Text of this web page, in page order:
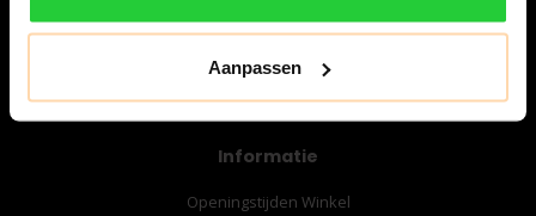
Aanpassen
Informatie
Openingstijden Winkel